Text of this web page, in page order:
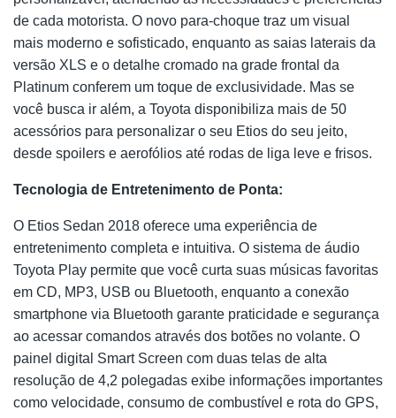
de cada motorista. O novo para-choque traz um visual
mais moderno e sofisticado, enquanto as saias laterais da
versão XLS e o detalhe cromado na grade frontal da
Platinum conferem um toque de exclusividade. Mas se
você busca ir além, a Toyota disponibiliza mais de 50
acessórios para personalizar o seu Etios do seu jeito,
desde spoilers e aerofólios até rodas de liga leve e frisos.
Tecnologia de Entretenimento de Ponta:
O Etios Sedan 2018 oferece uma experiência de
entretenimento completa e intuitiva. O sistema de áudio
Toyota Play permite que você curta suas músicas favoritas
em CD, MP3, USB ou Bluetooth, enquanto a conexão
smartphone via Bluetooth garante praticidade e segurança
ao acessar comandos através dos botões no volante. O
painel digital Smart Screen com duas telas de alta
resolução de 4,2 polegadas exibe informações importantes
como velocidade, consumo de combustível e rota do GPS,